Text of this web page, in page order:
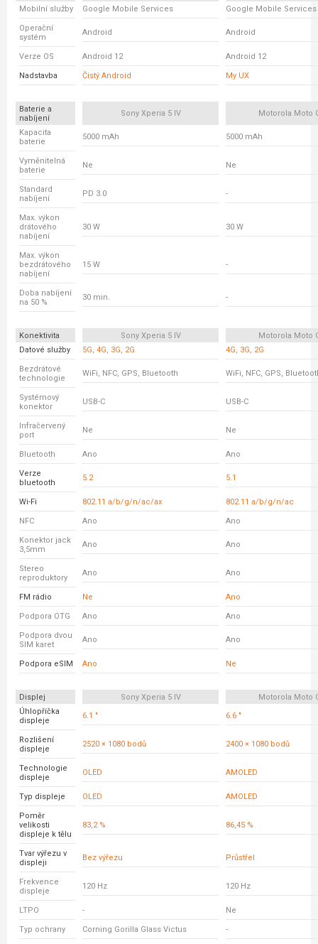
Mobilní služby Google Mobile Services Google Mobile Services
Operační
systém
Android Android
Verze OS Android 12 Android 12
Nadstavba Čistý Android My UX
Baterie a
nabíjení
Sony Xperia 5 IV Motorola Moto
Kapacita
baterie
5000 mAh 5000 mAh
Vyměnitelná
baterie
Ne Ne
Standard
nabíjení
PD 3.0 -
Max. výkon
drátového
nabíjení
30 W 30 W
Max. výkon
bezdrátového
nabíjení
15 W -
Doba nabíjení
na 50 %
30 min. -
Konektivita Sony Xperia 5 IV
Motorola Moto
Datové služby
5G, 4G, 3G, 2G 4G, 3G, 2G
Bezdrátové
technologie
WiFi, NFC, GPS, Bluetooth WiFi, NFC, GPS,
Systémový
konektor
USB-C USB-C
Infračervený
port
Ne Ne
Bluetooth Ano Ano
Verze
bluetooth
5.2 5.1
Wi-Fi 802.11 a/b/g/n/ac/ax 802.11 a/b/g/n/ac
NFC Ano Ano
Konektor jack
3,5mm
Ano Ano
Stereo
reproduktory
Ano Ano
FM rádio Ne Ano
Podpora OTG Ano Ano
Podpora dvou
SIM karet
Ano Ano
Podpora eSIM Ano Ne
Displej Sony Xperia 5 IV
Motorola Moto
Úhlopříčka
displeje
6.1 " 6.6 "
Rozlišení
displeje
2520 × 1080 bodů 2400 × 1080 bodů
Technologie
displeje
OLED AMOLED
Typ displeje OLED AMOLED
Poměr
velikosti
displeje k tělu
83,2 % 86,45 %
Tvar výřezu v
displeji
Bez výřezu Průstřel
Frekvence
displeje
120 Hz 120 Hz
LTPO - Ne
Typ ochrany Corning Gorilla Glass Victus -